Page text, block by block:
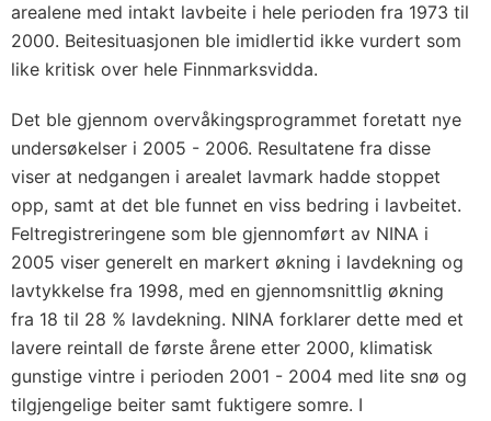
arealene med intakt lavbeite i hele perioden fra 1973 til
2000. Beitesituasjonen ble imidlertid ikke vurdert som
like kritisk over hele Finnmarksvidda.
Det ble gjennom overvåkingsprogrammet foretatt nye
undersøkelser i 2005 - 2006. Resultatene fra disse
viser at nedgangen i arealet lavmark hadde stoppet
opp, samt at det ble funnet en viss bedring i lavbeitet.
Feltregistreringene som ble gjennomført av NINA i
2005 viser generelt en markert økning i lavdekning og
lavtykkelse fra 1998, med en gjennomsnittlig økning
fra 18 til 28 % lavdekning. NINA forklarer dette med et
lavere reintall de første årene etter 2000, klimatisk
gunstige vintre i perioden 2001 - 2004 med lite snø og
tilgjengelige beiter samt fuktigere somre. I